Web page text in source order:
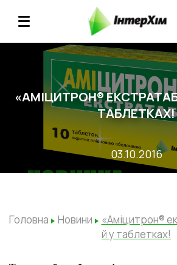
«АМІЦИТРОН®
ТАБЛЕТКАХ!
03.10.2016
Головна Новини
«Аміцитрон®
й у таблетках!